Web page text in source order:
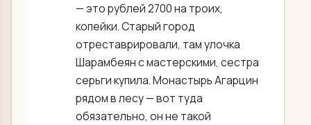
— это рублей 2700 на троих,
копейки. Старый город
отреставрировали, там улочка
Шарамбеян с мастерскими, сестра
серьги купила. Монастырь Агарцин
рядом в лесу — вот туда
обязательно, он не такой